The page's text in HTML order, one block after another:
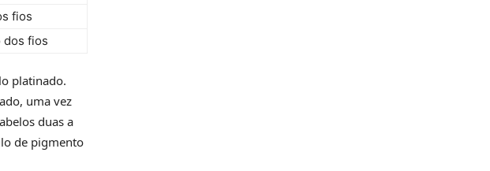
fios
dos fios
platinado.
uma vez
duas a
de pigmento